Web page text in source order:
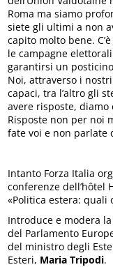
Roma ma siamo
siete gli ultimi a non
capito molto bene.
le campagne
garantirsi un posticino
Noi, attraverso i
capaci, tra l’altro gli
avere risposte,
Risposte non per noi
fate voi e non parlate
Intanto Forza Italia
conferenze dell’hôtel
«Politica estera: quali
Introduce e modera
del Parlamento
del ministro degli
Esteri, Maria Tripodi.